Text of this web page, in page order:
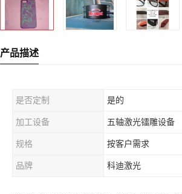
产品描述
是否定制 是的
加工设备 五轴激光镭雕设备
规格 按客户需求
品牌 科迪激光